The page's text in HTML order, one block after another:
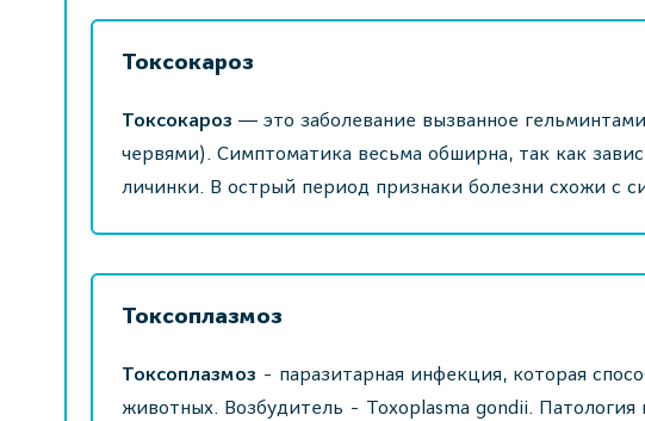
Токсокароз
Токсокароз ― это заболевание вызванное
червями). Симптоматика весьма обширна, так как
личинки. В острый период признаки болезни схожи с
Токсоплазмоз
Токсоплазмоз - паразитарная инфекция, которая
животных. Возбудитель - Toxoplasma gondii.